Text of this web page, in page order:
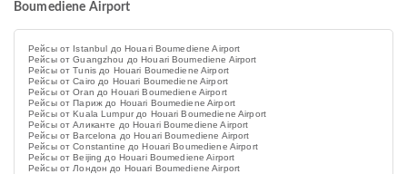
Boumediene Airport
Рейсы от Istanbul до Houari Boumediene Airport
Рейсы от Guangzhou до Houari Boumediene Airport
Рейсы от Tunis до Houari Boumediene Airport
Рейсы от Cairo до Houari Boumediene Airport
Рейсы от Oran до Houari Boumediene Airport
Рейсы от Париж до Houari Boumediene Airport
Рейсы от Kuala Lumpur до Houari Boumediene Airport
Рейсы от Аликанте до Houari Boumediene Airport
Рейсы от Barcelona до Houari Boumediene Airport
Рейсы от Constantine до Houari Boumediene Airport
Рейсы от Beijing до Houari Boumediene Airport
Рейсы от Лондон до Houari Boumediene Airport